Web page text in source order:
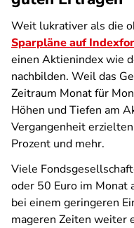
Weit lukrativer als die
Sparpläne auf
einen Aktienindex wie
nachbilden. Weil das
Zeitraum Monat für
Höhen und Tiefen am
Vergangenheit
Prozent und mehr.
Viele
oder 50 Euro im Monat
bei einem geringeren
mageren Zeiten weiter